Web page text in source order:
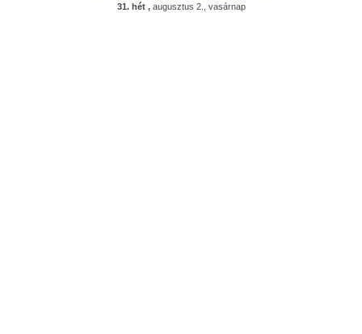
31. hét ,augusztus 2., vasárnap